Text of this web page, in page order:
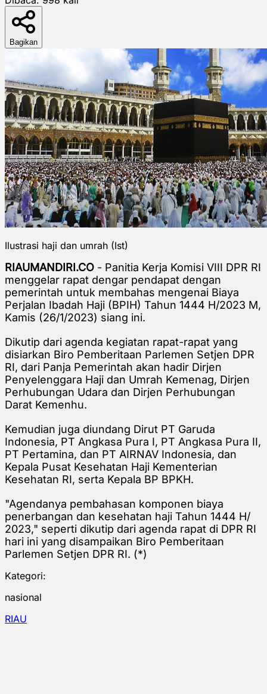
Bagikan
Ilustrasi haji dan umrah (Ist)
RIAUMANDIRI.CO - Panitia Kerja Komisi VIII DPR RI
menggelar rapat dengar pendapat dengan
pemerintah untuk membahas mengenai Biaya
Perjalan Ibadah Haji (BPIH) Tahun 1444 H/2023 M,
Kamis (26/1/2023) siang ini.
Dikutip dari agenda kegiatan rapat-rapat yang
disiarkan Biro Pemberitaan Parlemen Setjen DPR
RI, dari Panja Pemerintah akan hadir Dirjen
Penyelenggara Haji dan Umrah Kemenag, Dirjen
Perhubungan Udara dan Dirjen Perhubungan
Darat Kemenhu.
Kemudian juga diundang Dirut PT Garuda
Indonesia, PT Angkasa Pura I, PT Angkasa Pura II,
PT Pertamina, dan PT AIRNAV Indonesia, dan
Kepala Pusat Kesehatan Haji Kementerian
Kesehatan RI, serta Kepala BP BPKH.
"Agendanya pembahasan komponen biaya
penerbangan dan kesehatan haji Tahun 1444 H/
2023," seperti dikutip dari agenda rapat di DPR RI
hari ini yang disampaikan Biro Pemberitaan
Parlemen Setjen DPR RI. (*)
Kategori:
nasional
RIAU